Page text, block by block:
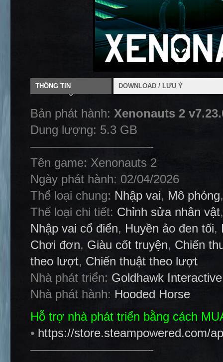
THÔNG TIN DOWNLOAD / LƯU Ý
Bản phát hành: Xenonauts 2
Dung lượng: 5.3 GB
——————————-
Tên game: Xenonauts 2
Ngày phát hành: 02/04/2026
Thể loại chung: Nhập vai, Mô phỏng
Thể loại chi tiết: Chỉnh sửa nhân vật
Nhập vai cổ điển, Huyền ảo đen tối,
Chơi đơn, Giàu cốt truyện, Chiến
theo lượt, Chiến thuật theo lượt
Nhà phát triển: Goldhawk Interactive
Nhà phát hành: Hooded Horse
Hỗ trợ nhà phát triển bằng cách
• https://store.steampowered.com/
——————————-